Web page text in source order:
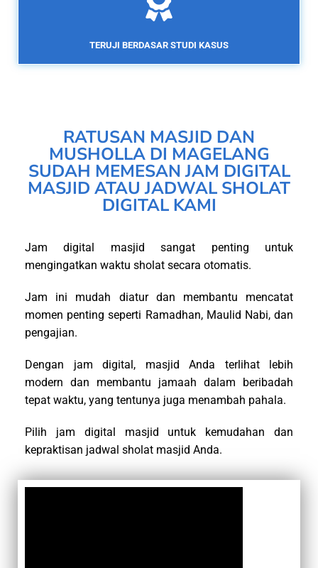
TERUJI BERDASAR STUDI KASUS
RATUSAN MASJID DAN
MUSHOLLA DI MAGELANG
SUDAH MEMESAN JAM DIGITAL
MASJID ATAU JADWAL SHOLAT
DIGITAL KAMI
Jam digital masjid sangat penting untuk
mengingatkan waktu sholat secara otomatis.
Jam ini mudah diatur dan membantu mencatat
momen penting seperti Ramadhan, Maulid Nabi, dan
pengajian.
Dengan jam digital, masjid Anda terlihat lebih
modern dan membantu jamaah dalam beribadah
tepat waktu, yang tentunya juga menambah pahala.
Pilih jam digital masjid untuk kemudahan dan
kepraktisan jadwal sholat masjid Anda.